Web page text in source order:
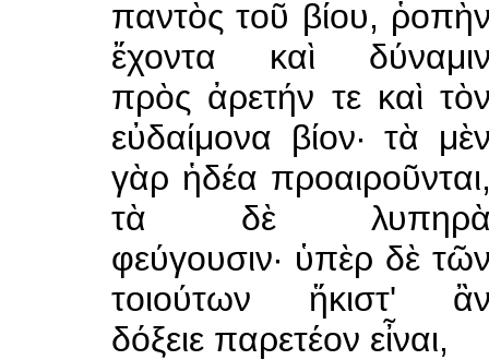
παντὸς τοῦ βίου,
ἔχοντα καὶ
πρὸς ἀρετήν τε καὶ
εὐδαίμονα βίον· τὰ
γὰρ ἡδέα
τὰ δὲ
φεύγουσιν· ὑπὲρ δὲ
τοιούτων ἥκιστ'
δόξειε παρετέον εἶναι,